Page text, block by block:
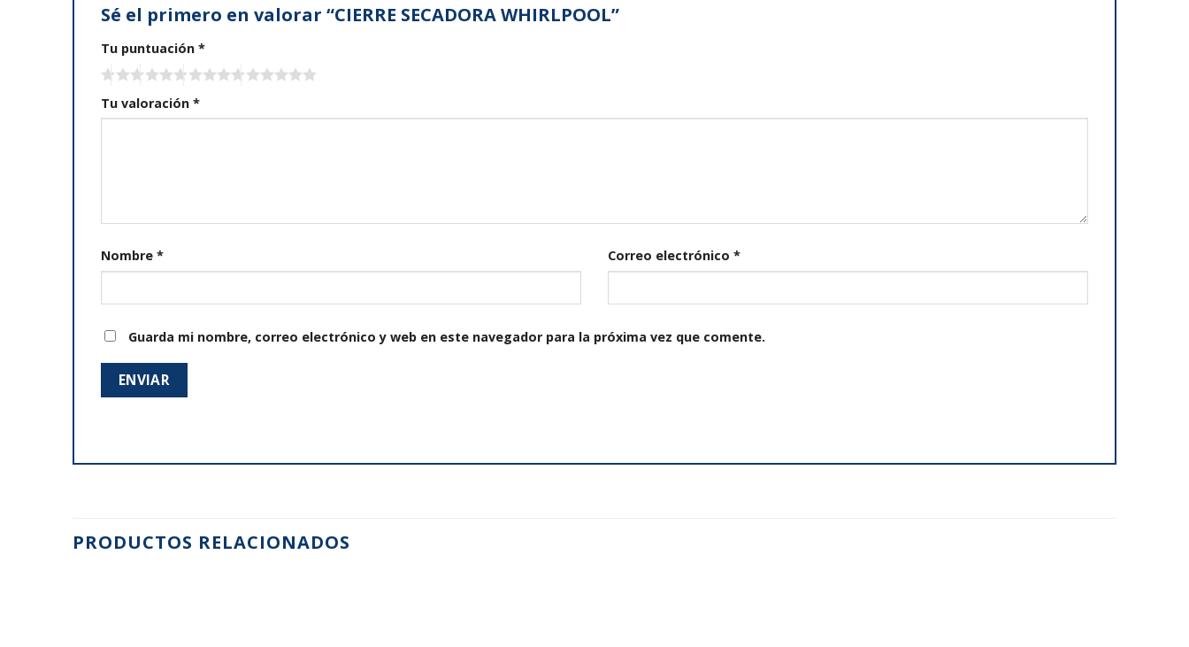
Sé el primero en valorar “CIERRE SECADORA WHIRLPOOL”
Tu puntuación *
Tu valoración *
Nombre * Correo electrónico *
Guarda mi nombre, correo electrónico y web en este navegador para la próxima vez que comente.
PRODUCTOS RELACIONADOS